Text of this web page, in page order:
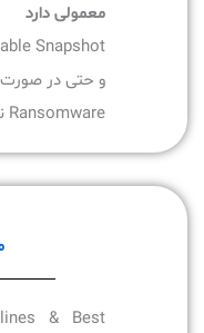
معمولی دارد
Ransomware نیز باقی می‌ماند.
& Best